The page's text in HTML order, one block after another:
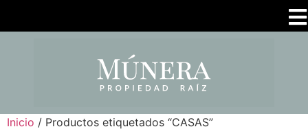
Inicio / Productos etiquetados “CASAS”